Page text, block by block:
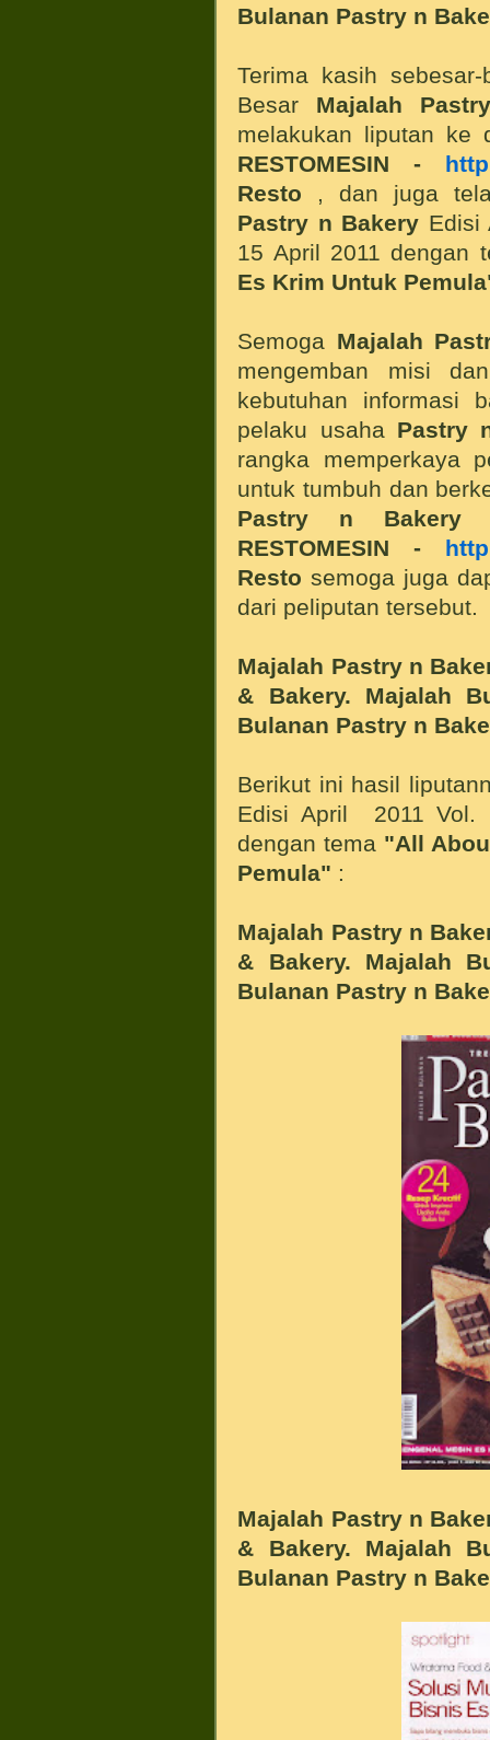
Bulanan Pastry n
Terima kasih
Besar Majalah
melakukan liputan
RESTOMESIN -
Resto , dan juga
Pastry n Bakery Edisi
15 April 2011 dengan
Es Krim Untuk
Semoga Majalah
mengemban misi
kebutuhan informasi
pelaku usaha Pastry
rangka memperkaya
untuk tumbuh dan
Pastry n Bakery
RESTOMESIN -
Resto semoga juga
dari peliputan tersebut.
Majalah Pastry n
& Bakery. Majalah
Bulanan Pastry n
Berikut ini hasil
Edisi April 2011 Vol.
dengan tema "All
Pemula" :
Majalah Pastry n
& Bakery. Majalah
Bulanan Pastry n
Majalah Pastry n
& Bakery. Majalah
Bulanan Pastry n